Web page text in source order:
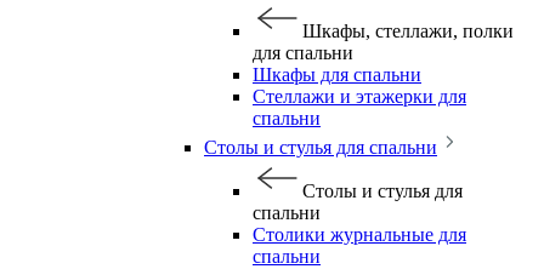
Шкафы, стеллажи, полки
для спальни
Шкафы для спальни
Стеллажи и этажерки для
спальни
Столы и стулья для спальни
Столы и стулья для
спальни
Столики журнальные для
спальни